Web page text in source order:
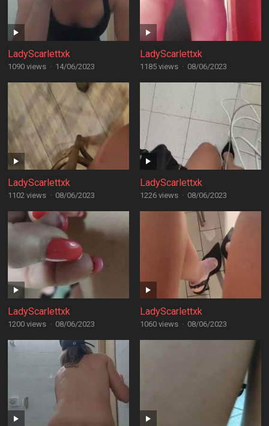
LadyScarlettxk
1090 views · 14/06/2023
LadyScarlettxk
1185 views · 08/06/2023
LadyScarlettxk
1102 views · 08/06/2023
LadyScarlettxk
1226 views · 08/06/2023
LadyScarlettxk
1200 views · 08/06/2023
LadyScarlettxk
1060 views · 08/06/2023